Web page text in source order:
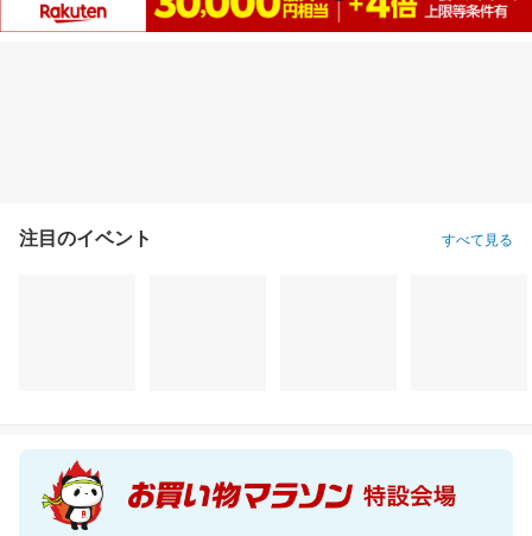
注目のイベント すべて見る